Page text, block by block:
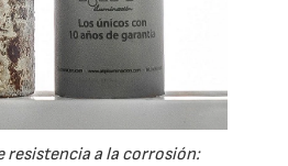
resistencia a la corrosión: